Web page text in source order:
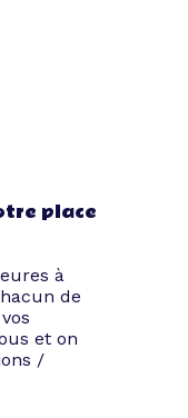
place
à
de
et on
/